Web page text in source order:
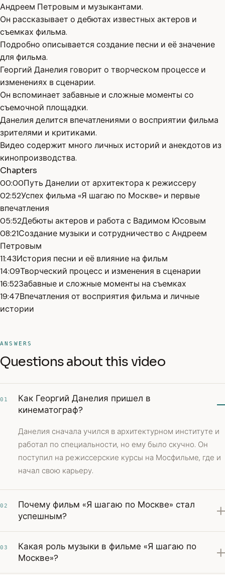
Андреем Петровым и музыкантами.
Он рассказывает о дебютах известных актеров и
съемках фильма.
Подробно описывается создание песни и её значение
для фильма.
Георгий Данелия говорит о творческом процессе и
изменениях в сценарии.
Он вспоминает забавные и сложные моменты со
съемочной площадки.
Данелия делится впечатлениями о восприятии фильма
зрителями и критиками.
Видео содержит много личных историй и анекдотов из
кинопроизводства.
Chapters
00:00Путь Данелии от архитектора к режиссеру
02:52Успех фильма «Я шагаю по Москве» и первые
впечатления
05:52Дебюты актеров и работа с Вадимом Юсовым
08:21Создание музыки и сотрудничество с Андреем
Петровым
11:43История песни и её влияние на фильм
14:09Творческий процесс и изменения в сценарии
16:52Забавные и сложные моменты на съемках
19:47Впечатления от восприятия фильма и личные
истории
ANSWERS
Questions about this video
01
Как Георгий Данелия пришел в
кинематограф?
Данелия сначала учился в архитектурном институте и
работал по специальности, но ему было скучно. Он
поступил на режиссерские курсы на Мосфильме, где и
начал свою карьеру.
02
Почему фильм «Я шагаю по Москве» стал
успешным?
03
Какая роль музыки в фильме «Я шагаю по
Москве»?